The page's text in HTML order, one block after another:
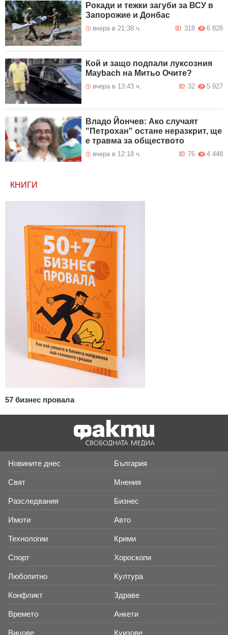
Рокади и тежки загуби за ВСУ в
Запорожие и Донбас
вчера в 21:38 ч. 6 828
318
Кой и защо подпали луксозния
Maybach на Митьо Очите?
вчера в 13:43 ч. 5 927
32
Владо Йончев: Ако случаят
"Петрохан" остане неразкрит, ще
е травма за обществото
вчера в 12:18 ч. 4 448
76
КНИГИ
57 бизнес провала
Новините днес България
Свят Мнения
Разследвания Бизнес
Имоти Авто
Технологии Крими
Спорт Хороскопи
Любопитно Култура
Конфликт Здраве
Времето Анкети
Вицове Куизове